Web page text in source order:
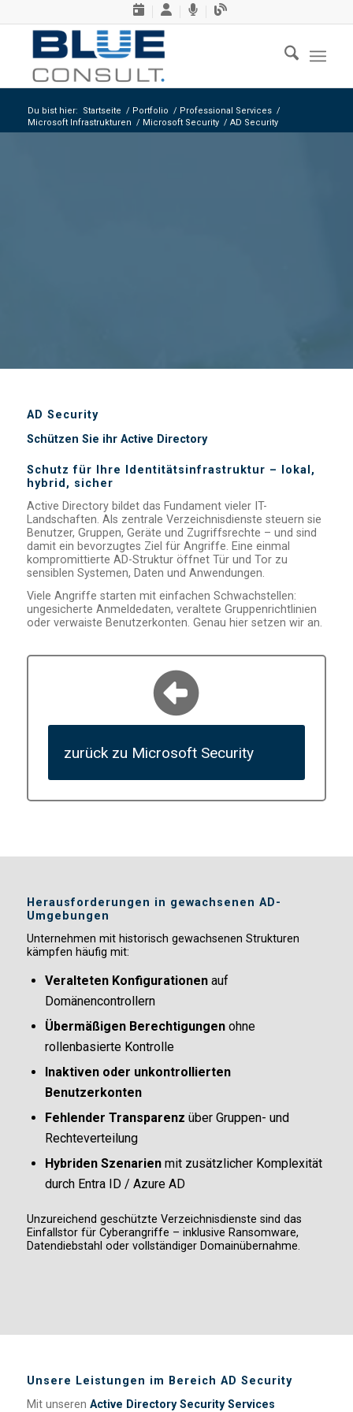
Du bist hier: Startseite / Portfolio / Professional Services /
Microsoft Infrastrukturen / Microsoft Security / AD Security
AD Security
Schützen Sie ihr Active Directory
Schutz für Ihre Identitätsinfrastruktur – lokal,
hybrid, sicher
Active Directory bildet das Fundament vieler IT-
Landschaften. Als zentrale Verzeichnisdienste steuern sie
Benutzer, Gruppen, Geräte und Zugriffsrechte – und sind
damit ein bevorzugtes Ziel für Angriffe. Eine einmal
kompromittierte AD-Struktur öffnet Tür und Tor zu
sensiblen Systemen, Daten und Anwendungen.
Viele Angriffe starten mit einfachen Schwachstellen:
ungesicherte Anmeldedaten, veraltete Gruppenrichtlinien
oder verwaiste Benutzerkonten. Genau hier setzen wir an.
zurück zu Microsoft Security
Herausforderungen in gewachsenen AD-
Umgebungen
Unternehmen mit historisch gewachsenen Strukturen
kämpfen häufig mit:
Veralteten Konfigurationenauf
Domänencontrollern
Übermäßigen Berechtigungenohne
rollenbasierte Kontrolle
Inaktiven oder unkontrollierten
Benutzerkonten
Fehlender Transparenz über Gruppen- und
Rechteverteilung
Hybriden Szenarienmit zusätzlicher Komplexität
durch Entra ID / Azure AD
Unzureichend geschützte Verzeichnisdienste sind das
Einfallstor für Cyberangriffe – inklusive Ransomware,
Datendiebstahl oder vollständiger Domainübernahme.
Unsere Leistungen im Bereich AD Security
Mit unseren Active Directory Security Services